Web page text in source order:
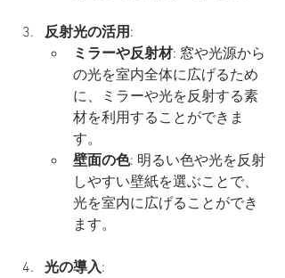
反射光の活用:
ミラーや反射材: 窓や光源から
の光を室内全体に広げるため
に、ミラーや光を反射する素
材を利用することができま
す。
壁面の色: 明るい色や光を反射
しやすい壁紙を選ぶことで、
光を室内に広げることができ
ます。
光の導入: